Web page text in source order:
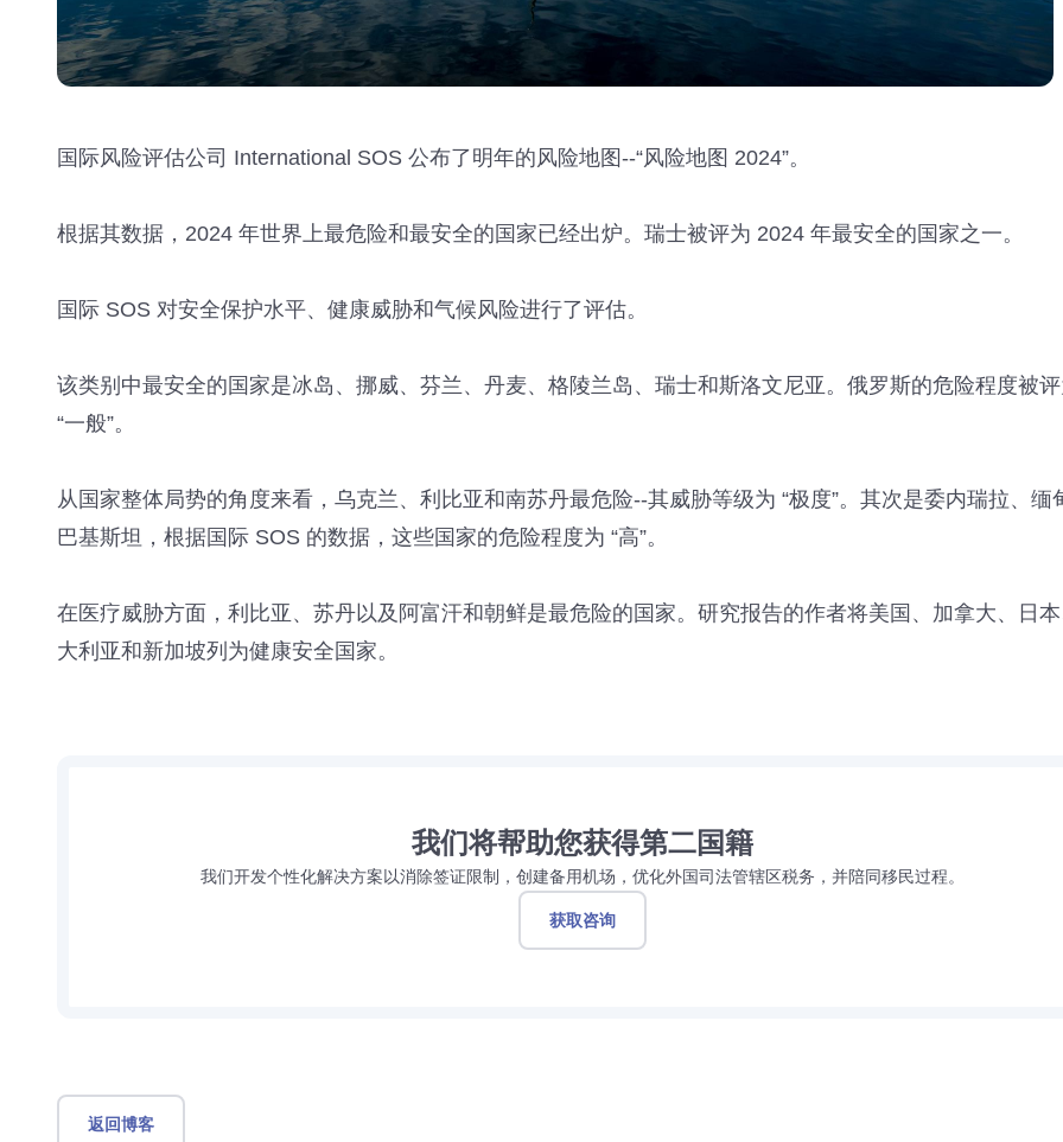
国际风险评估公司 International SOS 公布了明年的风险地图--“风险地图 2024”。
根据其数据，2024 年世界上最危险和最安全的国家已经出炉。瑞士被评为 2024 年最安全的国家之一。
国际 SOS 对安全保护水平、健康威胁和气候风险进行了评估。
该类别中最安全的国家是冰岛、挪威、芬兰、丹麦、格陵兰岛、瑞士和斯洛文尼亚。俄罗斯的危险程度被
“一般”。
从国家整体局势的角度来看，乌克兰、利比亚和南苏丹最危险--其威胁等级为 “极度”。其次是委内瑞拉、缅
巴基斯坦，根据国际 SOS 的数据，这些国家的危险程度为 “高”。
在医疗威胁方面，利比亚、苏丹以及阿富汗和朝鲜是最危险的国家。研究报告的作者将美国、加拿大、日
大利亚和新加坡列为健康安全国家。
我们将帮助您获得第二国籍
我们开发个性化解决方案以消除签证限制，创建备用机场，优化外国司法管辖区税务，并陪同移民过程。
获取咨询
返回博客